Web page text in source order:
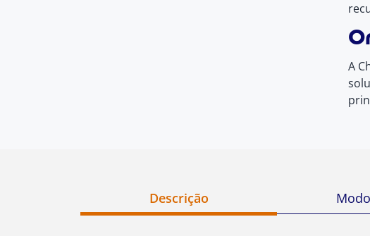
A
Descrição